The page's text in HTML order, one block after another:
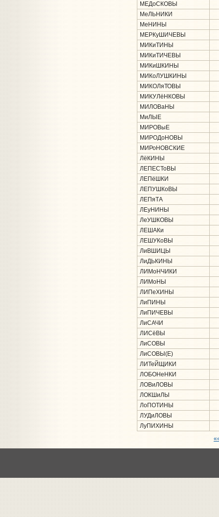
МЕДоСКОВЫ
МеЛЬНИКИ
МеНИНЫ
МЕРКуШИЧЕВЫ
МИКиТИНЫ
МИКиТИЧЕВЫ
МИКиШКИНЫ
МИКоЛУШКИНЫ
МИКОЛяТОВЫ
МИКУЛёНКОВЫ
МИЛОВаНЫ
МиЛЫЕ
МИРОВыЕ
МИРОДоНОВЫ
МИРоНОВСКИЕ
ЛёКИНЫ
ЛЕПЕСТоВЫ
ЛЕПёШКИ
ЛЕПУШКоВЫ
ЛЕПяТА
ЛЕуНИНЫ
ЛеУШКОВЫ
ЛЕШАКи
ЛЕШУКоВЫ
ЛиВШИЦЫ
ЛиДЬКИНЫ
ЛИМоНЧИКИ
ЛИМоНЫ
ЛИПеХИНЫ
ЛиПИНЫ
ЛиПИЧЕВЫ
ЛиСАЧИ
ЛИСёВЫ
ЛиСОВЫ
ЛиСОВЫ(Е)
ЛИТеЙЩИКИ
ЛОБОНеНКИ
ЛОВиЛОВЫ
ЛОКШиЛЫ
ЛоПОТИНЫ
ЛУДиЛОВЫ
ЛуПИХИНЫ